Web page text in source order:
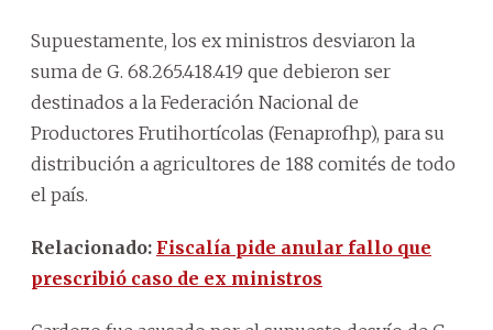
Supuestamente, los ex ministros desviaron la
suma de G. 68.265.418.419 que debieron ser
destinados a la Federación Nacional de
Productores Frutihortícolas (Fenaprofhp), para su
distribución a agricultores de 188 comités de todo
el país.
Relacionado: Fiscalía pide anular fallo que
prescribió caso de ex ministros